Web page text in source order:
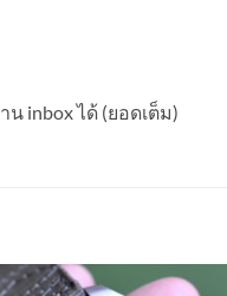
inbox ได้ (ยอดเต็ม)